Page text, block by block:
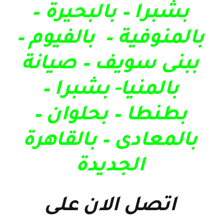
بشبرا – بالبحيرة –
بالمنوفية – بالفيوم –
ببنى سويف – صيانة
بالمنيا- بشبرا –
بطنطا – بحلوان –
بالمعادى – بالقاهرة
الجديدة
اتصل الان على